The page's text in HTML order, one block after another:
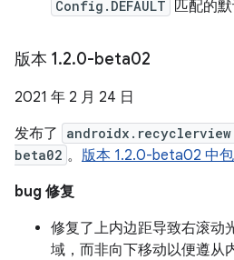
Config.DEFAULT 匹配的
版本 1.2.0-beta02
2021 年 2 月 24 日
发布了
beta02 。 版本 1.2.0-beta02 中
bug 修复
修复了上内边距导致右滚动
域，而非向下移动以便遵从